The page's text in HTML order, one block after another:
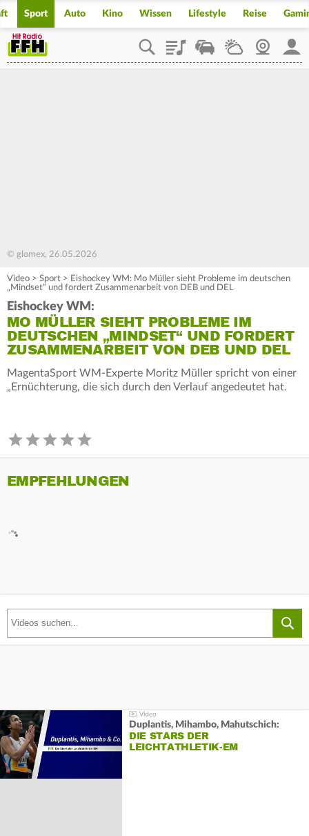
Sport Auto Kino Wissen Lifestyle Reise
PlaylistStaupilotWetterWebcam
© glomex, 26.05.2026
Video > Sport > Eishockey WM: Mo Müller sieht Probleme im deutschen
„Mindset“ und fordert Zusammenarbeit von DEB und DEL
Eishockey WM:
MO MÜLLER SIEHT PROBLEME IM
DEUTSCHEN „MINDSET“ UND FORDERT
ZUSAMMENARBEIT VON DEB UND DEL
MagentaSport WM-Experte Moritz Müller spricht von einer
„Ernüchterung, die sich durch den Verlauf angedeutet hat.
EMPFEHLUNGEN
Duplantis, Mihambo, Mahutschich:
DIE STARS DER
LEICHTATHLETIK-EM